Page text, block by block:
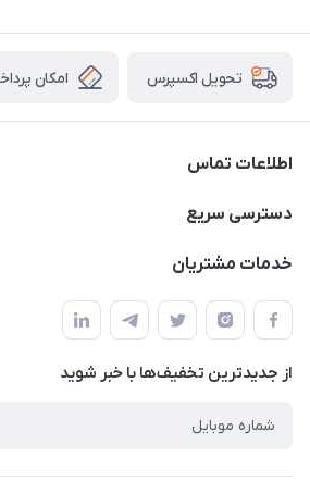
تحویل اکسپرس امکان
اطلاعات تماس
09165044753
دسترسی سریع
حساب کاربری
لیست محصولات
درباره ما
خدمات مشتریان
قوانین و مقررات
حریم خصوصی
راهنما
از جدید‌ترین تخفیف‌ها با‌ خبر شوید